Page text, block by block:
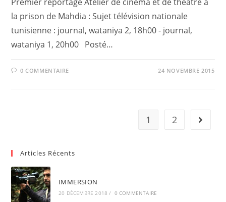
la prison de Mahdia : Sujet télévision nationale
tunisienne : journal, wataniya 2, 18h00 - journal,
wataniya 1, 20h00 Posté…
0 COMMENTAIRE 24 NOVEMBRE 2015
1 2 Go to
Articles Récents
IMMERSION
20 DÉCEMBRE 2018 / 0 COMMENTAIRE